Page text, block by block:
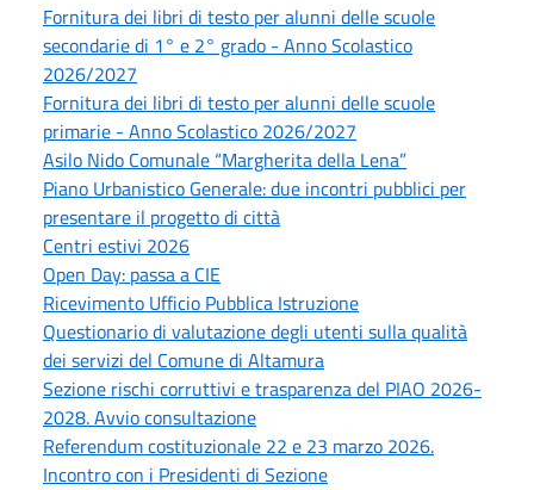
Fornitura dei libri di testo per alunni delle scuole
secondarie di 1° e 2° grado - Anno Scolastico
2026/2027
Fornitura dei libri di testo per alunni delle scuole
primarie - Anno Scolastico 2026/2027
Asilo Nido Comunale “Margherita della Lena”
Piano Urbanistico Generale: due incontri pubblici per
presentare il progetto di città
Centri estivi 2026
Open Day: passa a CIE
Ricevimento Ufficio Pubblica Istruzione
Questionario di valutazione degli utenti sulla qualità
dei servizi del Comune di Altamura
Sezione rischi corruttivi e trasparenza del PIAO 2026-
2028. Avvio consultazione
Referendum costituzionale 22 e 23 marzo 2026.
Incontro con i Presidenti di Sezione